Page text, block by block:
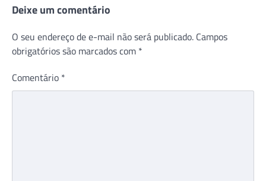
Deixe um comentário
O seu endereço de e-mail não será publicado. Campos
obrigatórios são marcados com *
Comentário *